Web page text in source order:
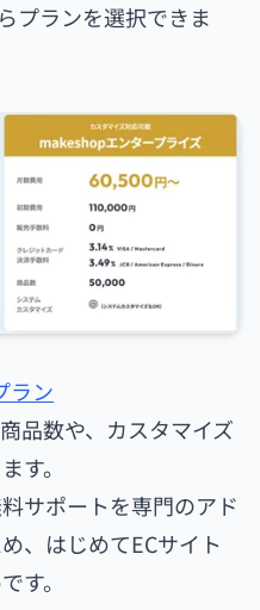
プランを選択できま
ラン
品数や、カスタマイズ
す。
サポートを専門のアド
、はじめてECサイト
す。